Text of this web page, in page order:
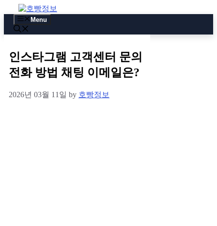
to
content
Menu
인스타그램 고객센터 문의
전화 방법 채팅 이메일은?
2026년 03월 11일 by 호빵정보